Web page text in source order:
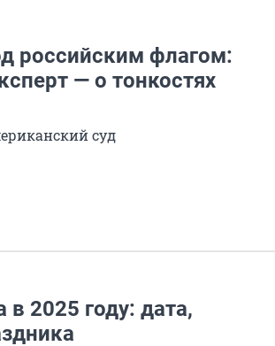
российским флагом:
— о тонкостях
суд
в 2025 году: дата,